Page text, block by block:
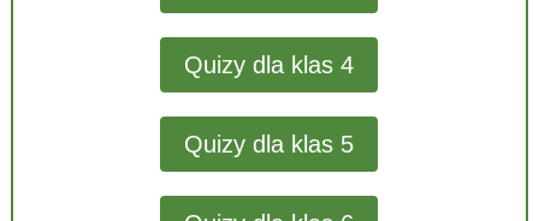
Quizy dla klas 4
Quizy dla klas 5